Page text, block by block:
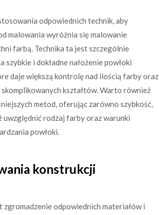
odpowiednich technik, aby
malowania wyróżnia się malowanie
farbą. Technika ta jest szczególnie
i dokładne nałożenie powłoki
daje większą kontrolę nad ilością farby oraz
kształtów. Warto również
metod, oferując zarówno szybkość,
uwzględnić rodzaj farby oraz warunki
powłoki.
konstrukcji
odpowiednich materiałów i